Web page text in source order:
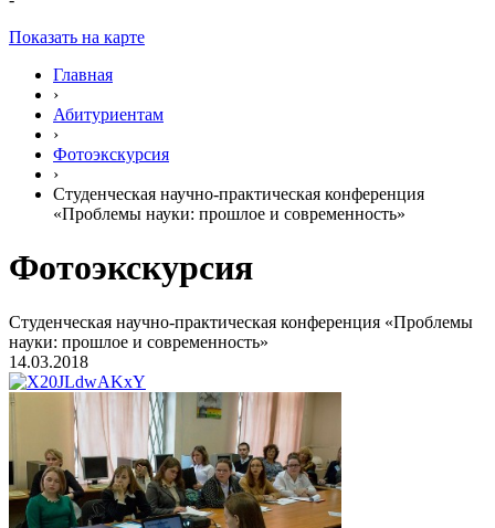
Показать на карте
Главная
›
Абитуриентам
›
Фотоэкскурсия
›
Студенческая научно-практическая конференция
«Проблемы науки: прошлое и современность»
Фотоэкскурсия
Студенческая научно-практическая конференция «Проблемы
науки: прошлое и современность»
14.03.2018